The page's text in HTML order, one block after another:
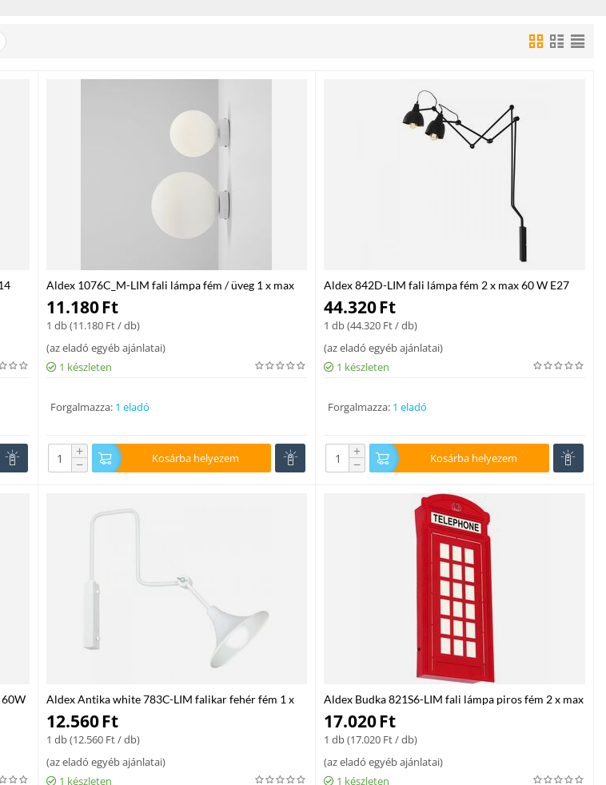
árakkal. Válaszd a profi megoldásokat, és biztosítsd otthonod vagy irodád stílusos, energiatakarékos és praktikus
Aldex 1076C_M-LIM fali lámpa fém / üveg 1 x max
60W E27
11.180Ft
1 db (11.180Ft/ db)
(az eladó egyéb ajánlatai)
1 készleten
Forgalmazza: 1 eladó
+
− Kosárba helyezem
Aldex 842D-LIM fali lámpa fém 2 x max 60 W E27
44.320Ft
1 db (44.320 Ft/ db)
(az eladó egyéb ajánlatai)
1 készleten
Forgalmazza: 1 eladó
+
− Kosárba helyezem
60W
Aldex Antika white 783C-LIM falikar fehér fém 1 x
max 60W E27 IP20
12.560Ft
1 db (12.560Ft/ db)
(az eladó egyéb ajánlatai)
1 készleten
Aldex Budka 821S6-LIM fali lámpa piros fém 2 x max
25W E14 IP20
17.020Ft
1 db (17.020 Ft/ db)
(az eladó egyéb ajánlatai)
1 készleten